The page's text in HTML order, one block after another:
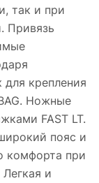
так и при
Привязь
для крепления
Ножные
FAST LT.
пояс и
комфорта при
и